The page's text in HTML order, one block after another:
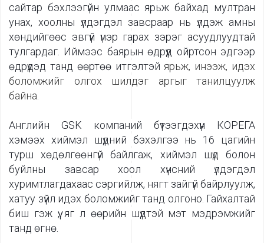
сайтар бэхлээгүйн улмаас ярьж байхад мултран
унах, хоолны үлдэгдэл завсраар нь үлдэж амны
хөндийгөөс эвгүй үнэр гарах зэрэг асуудлуудтай
тулгардаг. Иймээс баярын өдрүүд ойртсон эдгээр
өдрүүдэд танд өөртөө итгэлтэй ярьж, инээж, идэх
боломжийг олгох шилдэг аргыг танилцуулж
байна.
Английн GSK компаний бүтээгдэхүүн КОРЕГА
хэмээх хиймэл шүдний бэхэлгээ нь 16 цагийн
турш хөдөлгөөнгүй байлгаж, хиймэл шүд болон
буйлны завсар хоол хүнсний үлдэгдэл
хуримтлагдахаас сэргийлж, нягт зайгүй байрлуулж,
хатуу зүйл идэх боломжийг танд олгоно. Гайхалтай
биш гэж үү, яг л өөрийн шүдтэй мэт мэдрэмжийг
танд өгнө.